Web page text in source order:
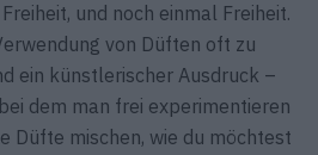
und noch einmal Freiheit.
von Düften oft zu
ein künstlerischer Ausdruck –
dem man frei experimentieren
Düfte mischen, wie du möchtest